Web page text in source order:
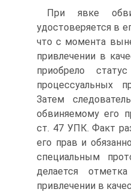
При явке
удостоверяется в
что с момента
привлечении в
приобрело
процессуальных
Затем
обвиняемому его
ст. 47 УПК. Факт
его прав и
специальным
делается
привлечении в